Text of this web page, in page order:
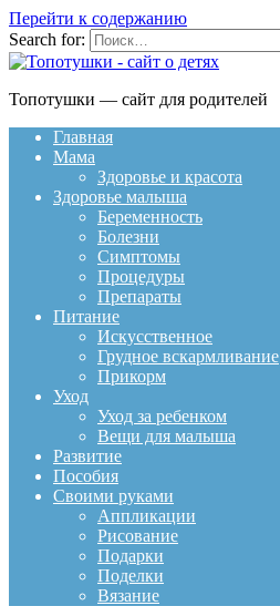
Перейти к содержанию
Search for:
Топотушки — сайт для родителей
Главная
Мама
Здоровье и красота
Здоровье малыша
Беременность
Болезни
Симптомы
Процедуры
Препараты
Питание
Искусственное
Грудное вскармливание
Прикорм
Уход
Уход за ребенком
Вещи для малыша
Развитие
Пособия
Своими руками
Аппликации
Рисование
Подарки
Поделки
Вязание